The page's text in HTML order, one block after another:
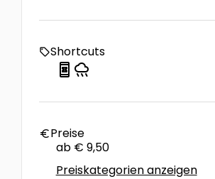
local_offerShortcuts
book_online rainy
euroPreise
ab € 9,50
Preiskategorien anzeigen